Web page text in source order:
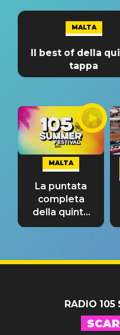
MALTA
Il best of della
tappa
MALTA
La puntata
completa
della quinta
tappa
RADIO 105